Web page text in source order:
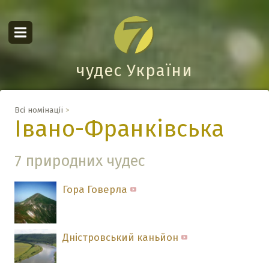
чудес України
Всі номінації >
Івано-Франківська
7 природних чудес
Гора Говерла
Дністровський каньйон